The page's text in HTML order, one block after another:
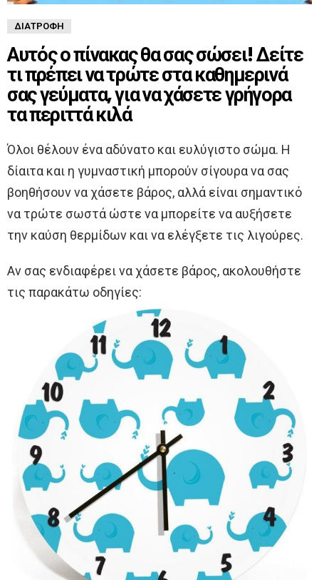
ΔΙΑΤΡΟΦΉ
Αυτός ο πίνακας θα σας σώσει! Δείτε
τι πρέπει να τρώτε στα καθημερινά
σας γεύματα, για να χάσετε γρήγορα
τα περιττά κιλά
Όλοι θέλουν ένα αδύνατο και ευλύγιστο σώμα. Η
δίαιτα και η γυμναστική μπορούν σίγουρα να σας
βοηθήσουν να χάσετε βάρος, αλλά είναι σημαντικό
να τρώτε σωστά ώστε να μπορείτε να αυξήσετε
την καύση θερμίδων και να ελέγξετε τις λιγούρες.
Αν σας ενδιαφέρει να χάσετε βάρος, ακολουθήστε
τις παρακάτω οδηγίες: